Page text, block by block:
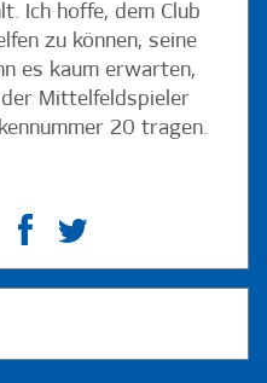
Ich hoffe, dem Club
zu können, seine
es kaum erwarten,
der Mittelfeldspieler
20 tragen.